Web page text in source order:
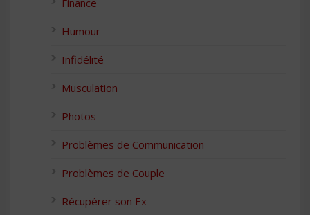
Finance
Humour
Infidélité
Musculation
Photos
Problèmes de Communication
Problèmes de Couple
Récupérer son Ex